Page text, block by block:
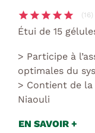
star star star star star (16)
Étui de 15
Participe à
optimales du
Contient de
Niaouli
EN SAVOIR +